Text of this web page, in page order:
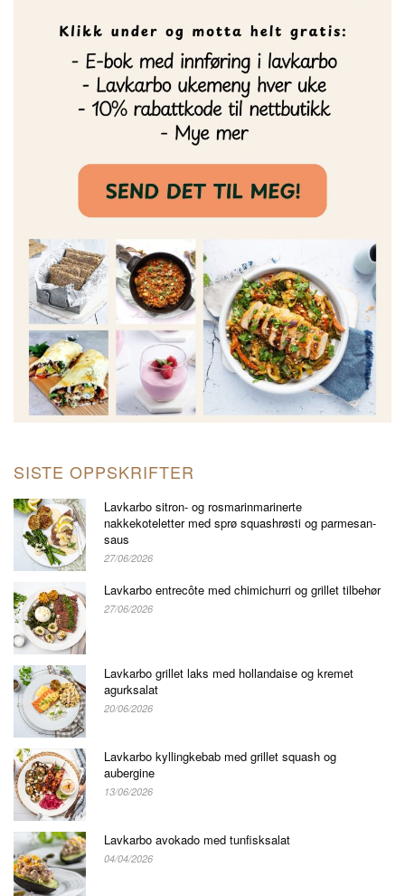
SISTE OPPSKRIFTER
Lavkarbo sitron- og rosmarinmarinerte
nakkekoteletter med sprø squashrøsti og parmesan-
saus
27/06/2026
Lavkarbo entrecôte med chimichurri og grillet tilbehør
27/06/2026
Lavkarbo grillet laks med hollandaise og kremet
agurksalat
20/06/2026
Lavkarbo kyllingkebab med grillet squash og
aubergine
13/06/2026
Lavkarbo avokado med tunfisksalat
04/04/2026